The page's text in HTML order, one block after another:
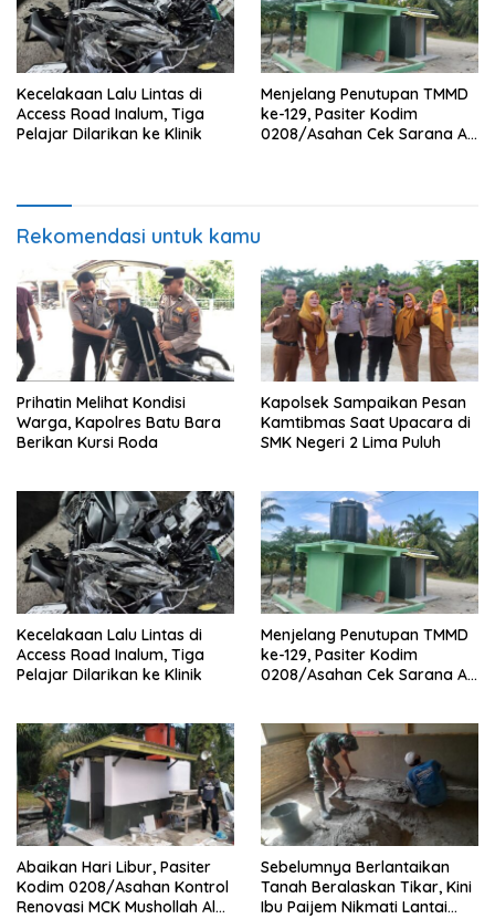
Kecelakaan Lalu Lintas di
Access Road Inalum, Tiga
Pelajar Dilarikan ke Klinik
Menjelang Penutupan TMMD
ke-129, Pasiter Kodim
0208/Asahan Cek Sarana Air
Rekomendasi untuk kamu
Prihatin Melihat Kondisi
Warga, Kapolres Batu Bara
Berikan Kursi Roda
Kapolsek Sampaikan Pesan
Kamtibmas Saat Upacara di
SMK Negeri 2 Lima Puluh
Kecelakaan Lalu Lintas di
Access Road Inalum, Tiga
Pelajar Dilarikan ke Klinik
Menjelang Penutupan TMMD
ke-129, Pasiter Kodim
0208/Asahan Cek Sarana Air
Abaikan Hari Libur, Pasiter
Kodim 0208/Asahan Kontrol
Renovasi MCK Mushollah Al
Sebelumnya Berlantaikan
Tanah Beralaskan Tikar, Kini
Ibu Paijem Nikmati Lantai